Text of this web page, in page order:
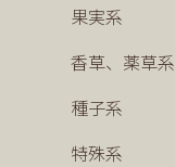
果実系
香草、薬草系
種子系
特殊系